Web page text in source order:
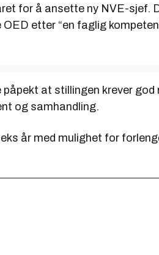
for å ansette ny NVE-sjef.
etter “en faglig
påpekt at stillingen krever
og samhandling.
år med mulighet for